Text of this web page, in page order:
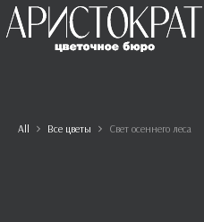
All Все цветы Свет осеннего леса